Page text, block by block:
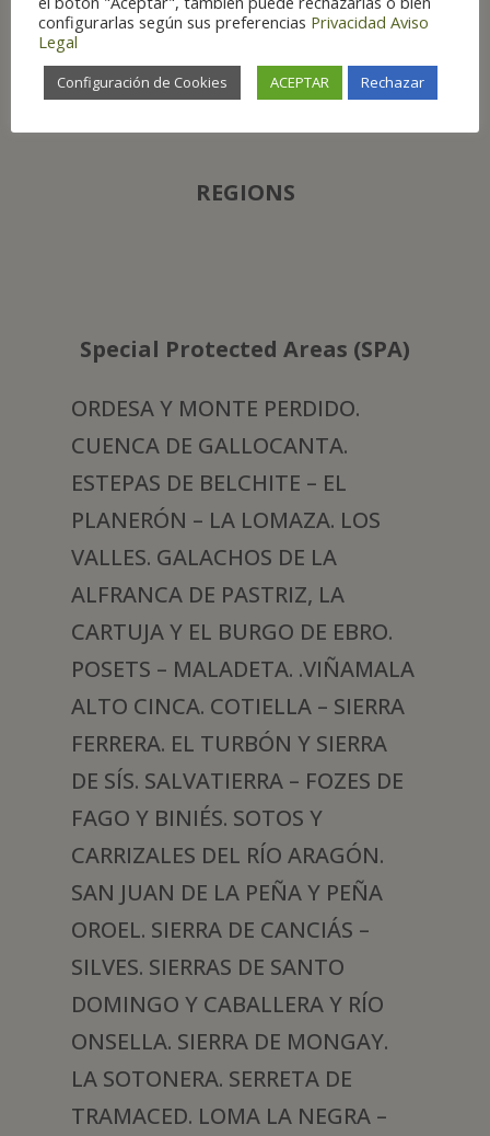
PROVINCES
Huesca. Zaragoza. Teruel
REGIONS
Special Protected Areas (SPA)
ORDESA Y MONTE PERDIDO.
CUENCA DE GALLOCANTA.
ESTEPAS DE BELCHITE – EL
PLANERÓN – LA LOMAZA. LOS
VALLES. GALACHOS DE LA
ALFRANCA DE PASTRIZ, LA
CARTUJA Y EL BURGO DE EBRO.
POSETS – MALADETA. .VIÑAMALA
ALTO CINCA. COTIELLA – SIERRA
FERRERA. EL TURBÓN Y SIERRA
DE SÍS. SALVATIERRA – FOZES DE
FAGO Y BINIÉS. SOTOS Y
CARRIZALES DEL RÍO ARAGÓN.
SAN JUAN DE LA PEÑA Y PEÑA
OROEL. SIERRA DE CANCIÁS –
SILVES. SIERRAS DE SANTO
DOMINGO Y CABALLERA Y RÍO
ONSELLA. SIERRA DE MONGAY.
LA SOTONERA. SERRETA DE
TRAMACED. LOMA LA NEGRA –
configurarlas según sus preferencias Privacidad Aviso
Legal
Configuración de Cookies ACEPTAR Rechazar